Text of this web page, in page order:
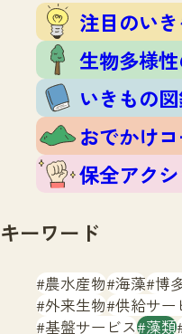
調査結果
ふくおかいき
マッチング
掲載申し込み
お問合せ
サイ
注目のい
生物多様
いきもの
おでかけ
保全アク
キーワード
農水産物 海藻 博
外来生物 供給サー
基盤サービス 藻類